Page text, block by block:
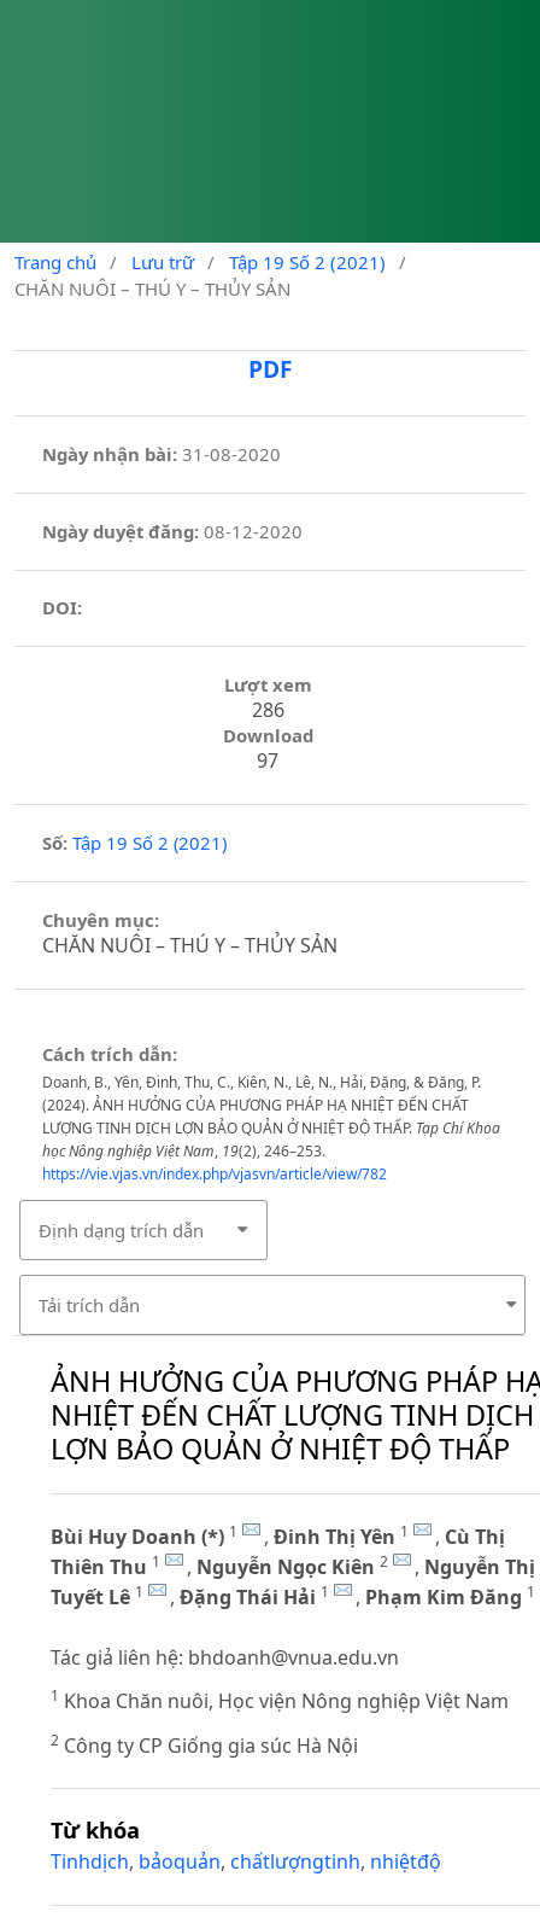
Trang chủ / Lưu trữ / Tập 19 Số 2 (2021)
/
CHĂN NUÔI – THÚ Y – THỦY SẢN
PDF
Ngày nhận bài: 31-08-2020
Ngày duyệt đăng:08-12-2020
DOI:
Lượt xem
286
Download
97
Số: Tập 19 Số 2 (2021)
Chuyên mục:
CHĂN NUÔI – THÚ Y – THỦY SẢN
Cách trích dẫn:
Doanh, B., Yên, Đinh, Thu, C., Kiên, N., Lê, N., Hải, Đặng, & Đăng, P.
(2024). ẢNH HƯỞNG CỦA PHƯƠNG PHÁP HẠ NHIỆT ĐẾN CHẤT
LƯỢNG TINH DỊCH LỢN BẢO QUẢN Ở NHIỆT ĐỘ THẤP. Tạp Chí Khoa
học Nông nghiệp Việt Nam, 19(2), 246–253.
https://vie.vjas.vn/index.php/vjasvn/article/view/782
Định dạng trích dẫn
Tải trích dẫn
ẢNH HƯỞNG CỦA PHƯƠNG PHÁP
NHIỆT ĐẾN CHẤT LƯỢNG TINH DỊCH
LỢN BẢO QUẢN Ở NHIỆT ĐỘ THẤP
Bùi Huy Doanh (*) 1 , Đinh Thị Yên 1 , Cù Thị
Thiên Thu 1 , Nguyễn Ngọc Kiên 2 , Nguyễn Thị
Tuyết Lê 1 , Đặng Thái Hải 1 , Phạm Kim Đăng 1
Tác giả liên hệ: bhdoanh@vnua.edu.vn
1 Khoa Chăn nuôi, Học viện Nông nghiệp Việt Nam
2 Công ty CP Giống gia súc Hà Nội
Từ khóa
Tinhdịch, bảoquản, chấtlượngtinh, nhiệtđộ